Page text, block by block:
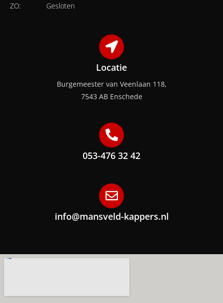
ZO:
Gesloten
Locatie
Burgemeester van Veenlaan 118,
7543 AB Enschede
053-476 32 42
info@mansveld-kappers.nl